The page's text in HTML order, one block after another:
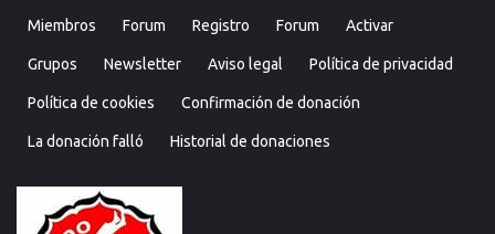
Miembros Forum Registro Forum Activar
Grupos Newsletter Aviso legal Política de privacidad
Política de cookies Confirmación de donación
La donación falló Historial de donaciones